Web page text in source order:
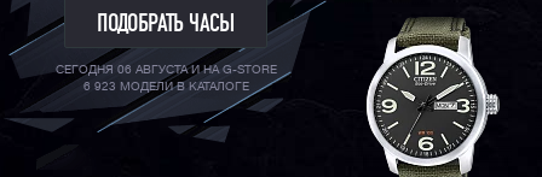
ПОДОБРАТЬ ЧАСЫ
СЕГОДНЯ 06 АВГУСТА И НА G-STORE
6 923 МОДЕЛИ В КАТАЛОГЕ